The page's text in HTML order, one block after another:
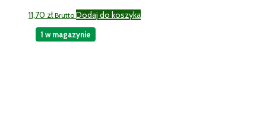
11,70 zł Brutto Dodaj do koszyka
1 w magazynie